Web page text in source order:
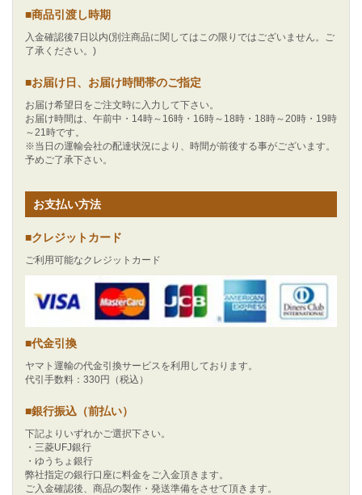
■商品引渡し時期
入金確認後7日以内(別注商品に関してはこの限りではございません。ご
了承ください。)
■お届け日、お届け時間帯のご指定
お届け希望日をご注文時に入力して下さい。
お届け時間は、午前中・14時～16時・16時～18時・18時～20時・19時
～21時です。
※当日の運輸会社の配達状況により、時間が前後する事がございます。
予めご了承下さい。
お支払い方法
■クレジットカード
ご利用可能なクレジットカード
■代金引換
ヤマト運輸の代金引換サービスを利用しております。
代引手数料：330円（税込）
■銀行振込（前払い）
下記よりいずれかご選択下さい。
・三菱UFJ銀行
・ゆうちょ銀行
弊社指定の銀行口座に料金をご入金頂きます。
ご入金確認後、商品の製作・発送準備をさせて頂きます。